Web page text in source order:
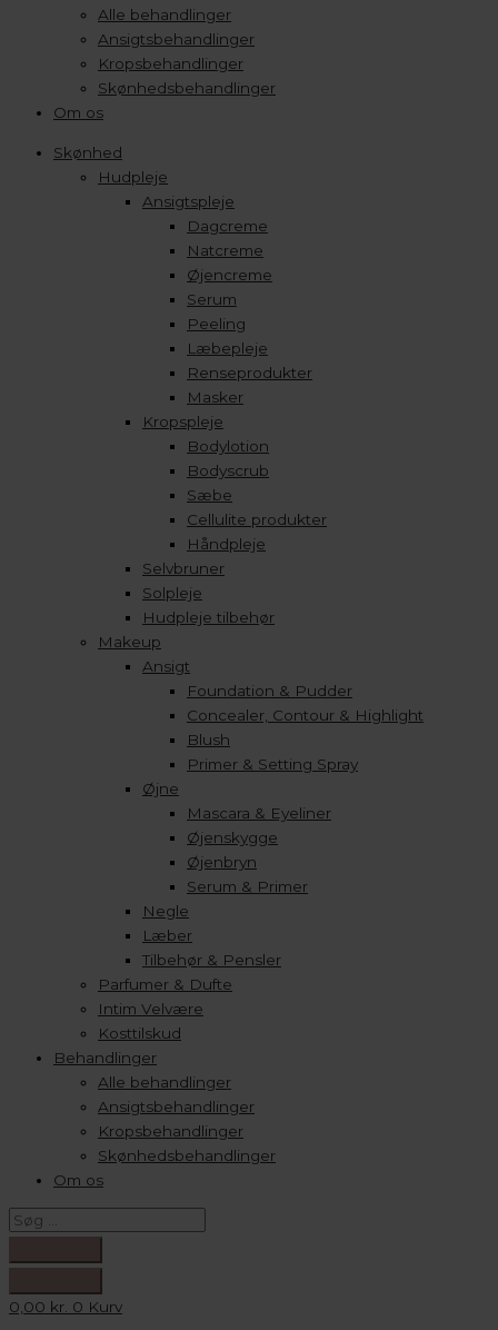
Alle behandlinger
Ansigtsbehandlinger
Kropsbehandlinger
Skønhedsbehandlinger
Om os
Skønhed
Hudpleje
Ansigtspleje
Dagcreme
Natcreme
Øjencreme
Serum
Peeling
Læbepleje
Renseprodukter
Masker
Kropspleje
Bodylotion
Bodyscrub
Sæbe
Cellulite produkter
Håndpleje
Selvbruner
Solpleje
Hudpleje tilbehør
Makeup
Ansigt
Foundation & Pudder
Concealer, Contour & Highlight
Blush
Primer & Setting Spray
Øjne
Mascara & Eyeliner
Øjenskygge
Øjenbryn
Serum & Primer
Negle
Læber
Tilbehør & Pensler
Parfumer & Dufte
Intim Velvære
Kosttilskud
Behandlinger
Alle behandlinger
Ansigtsbehandlinger
Kropsbehandlinger
Skønhedsbehandlinger
Om os
0,00 kr. 0 Kurv